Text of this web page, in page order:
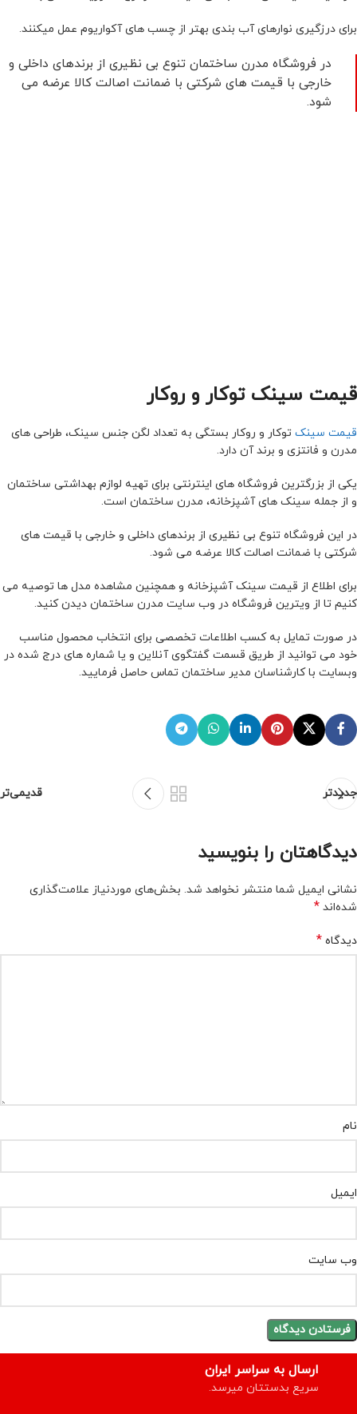
برای درزگیری نوارهای آب بندی بهتر از چسب های آکواریوم عمل میکنند.
در فروشگاه مدرن ساختمان تنوع بی نظیری از برندهای داخلی و
خارجی با قیمت های شرکتی با ضمانت اصالت کالا عرضه می
شود.
قیمت سینک توکار و روکار
قیمت سینک توکار و روکار بستگی به تعداد لگن جنس سینک، طراحی های
مدرن و فانتزی و برند آن دارد.
یکی از بزرگترین فروشگاه های اینترنتی برای تهیه لوازم بهداشتی ساختمان
و از جمله سینک های آشپزخانه، مدرن ساختمان است.
در این فروشگاه تنوع بی نظیری از برندهای داخلی و خارجی با قیمت های
شرکتی با ضمانت اصالت کالا عرضه می شود.
برای اطلاع از قیمت سینک آشپزخانه و همچنین مشاهده مدل ها توصیه می
کنیم تا از ویترین فروشگاه در وب سایت مدرن ساختمان دیدن کنید.
در صورت تمایل به کسب اطلاعات تخصصی برای انتخاب محصول مناسب
خود می توانید از طریق قسمت گفتگوی آنلاین و یا شماره های درج شده در
وبسایت با کارشناسان مدیر ساختمان تماس حاصل فرمایید.
جدیدتر قدیمی‌تر
دیدگاهتان را بنویسید
نشانی ایمیل شما منتشر نخواهد شد. بخش‌های موردنیاز علامت‌گذاری
شده‌اند *
دیدگاه *
نام
ایمیل
وب‌ سایت
ارسال به سراسر ایران
سریع بدستتان میرسد.